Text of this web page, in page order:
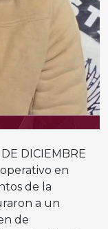
DE DICIEMBRE
en
de la
a un
de